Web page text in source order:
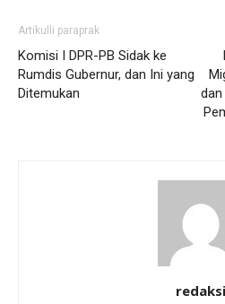
Artikulli paraprak
Komisi I DPR-PB Sidak ke
Rumdis Gubernur, dan Ini yang
Ditemukan
redaksi